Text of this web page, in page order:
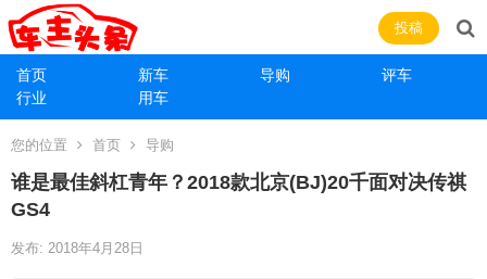
首页 新车 导购
评车
行业
用车
投稿
您的位置 首页 导购
谁是最佳斜杠青年？2018款北京(BJ)20千面对决传祺
GS4
发布: 2018年4月28日